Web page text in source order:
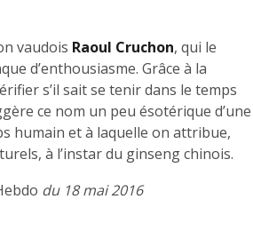
vaudois Raoul Cruchon, qui le
d’enthousiasme. Grâce à la
s’il sait se tenir dans le temps
ce nom un peu ésotérique d’une
humain et à laquelle on attribue,
à l’instar du ginseng chinois.
du 18 mai 2016